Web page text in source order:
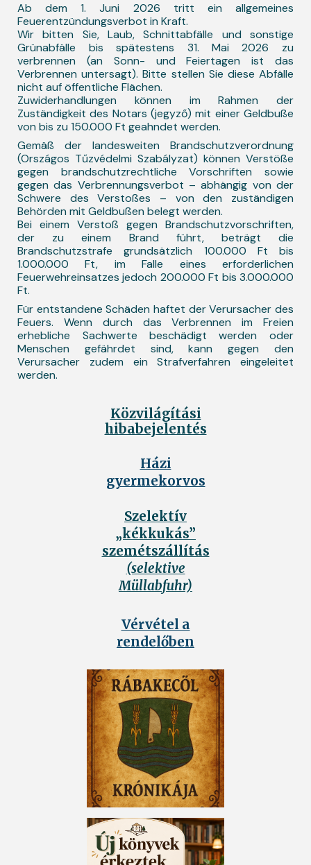
Ab dem 1. Juni 2026 tritt ein allgemeines
Feuerentzündungsverbot in Kraft.
Wir bitten Sie, Laub, Schnittabfälle und sonstige
Grünabfälle bis spätestens 31. Mai 2026 zu
verbrennen (an Sonn- und Feiertagen ist das
Verbrennen untersagt). Bitte stellen Sie diese Abfälle
nicht auf öffentliche Flächen.
Zuwiderhandlungen können im Rahmen der
Zuständigkeit des Notars (jegyző) mit einer Geldbuße
von bis zu 150.000 Ft geahndet werden.
Gemäß der landesweiten Brandschutzverordnung
(Országos Tűzvédelmi Szabályzat) können Verstöße
gegen brandschutzrechtliche Vorschriften sowie
gegen das Verbrennungsverbot – abhängig von der
Schwere des Verstoßes – von den zuständigen
Behörden mit Geldbußen belegt werden.
Bei einem Verstoß gegen Brandschutzvorschriften,
der zu einem Brand führt, beträgt die
Brandschutzstrafe grundsätzlich 100.000 Ft bis
1.000.000 Ft, im Falle eines erforderlichen
Feuerwehreinsatzes jedoch 200.000 Ft bis 3.000.000
Ft.
Für entstandene Schäden haftet der Verursacher des
Feuers. Wenn durch das Verbrennen im Freien
erhebliche Sachwerte beschädigt werden oder
Menschen gefährdet sind, kann gegen den
Verursacher zudem ein Strafverfahren eingeleitet
werden.
Közvilágítási
hibabejelentés
Házi
gyermekorvos
Szelektív
„kékkukás”
szemétszállítás
(selektive
Müllabfuhr)
Vérvétel a
rendelőben